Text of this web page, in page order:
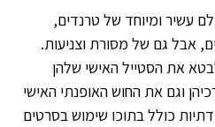
עשיר ומיוחד של טרנדים,
אבל גם של מסורת וצניעות.
את הסטייל האישי שלהן
וגם את החוש האופנתי האישי
כולל בתוכו שימוש בסרטים